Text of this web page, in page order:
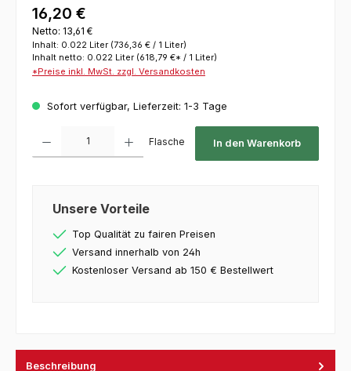
16,20 €
Netto: 13,61 €
Inhalt: 0.022 Liter (736,36 € / 1 Liter)
Inhalt netto: 0.022 Liter (618,79 €* / 1 Liter)
*Preise inkl. MwSt. zzgl. Versandkosten
Sofort verfügbar, Lieferzeit: 1-3 Tage
Flasche In den Warenkorb
Unsere Vorteile
Top Qualität zu fairen Preisen
Versand innerhalb von 24h
Kostenloser Versand ab 150 € Bestellwert
Beschreibung